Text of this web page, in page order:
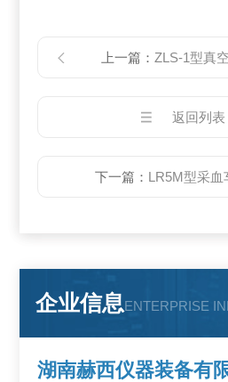
上一篇： ZLS-1型真
返回列表
下一篇： LR5M型采血
企业信息ENTERPRISE
湖南赫西仪器装备有